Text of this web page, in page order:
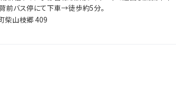
前バス停にて下車→徒歩約5分。
柴山枝郷 409